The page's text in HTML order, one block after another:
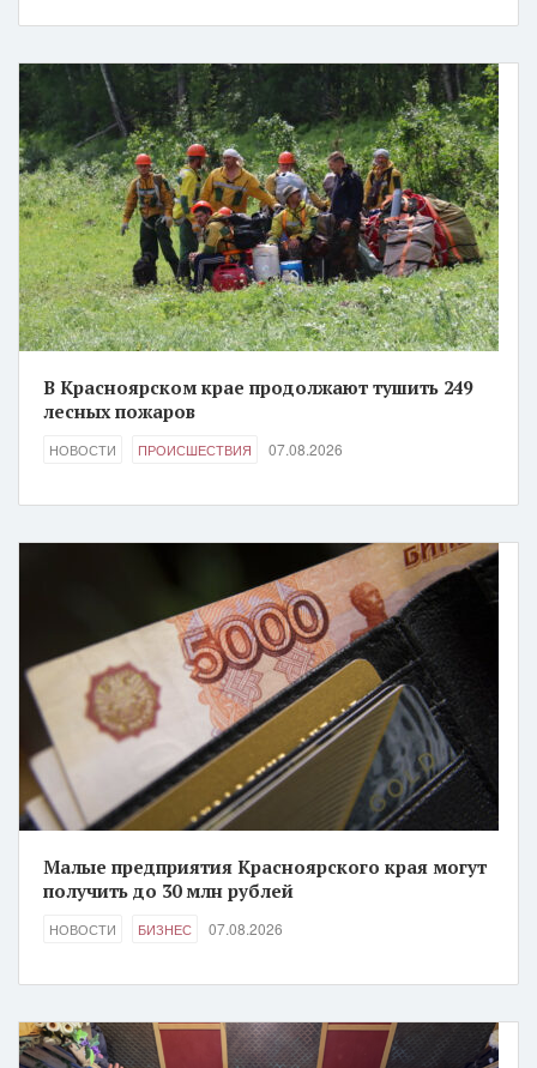
В Красноярском крае продолжают тушить 249
лесных пожаров
НОВОСТИ ПРОИСШЕСТВИЯ 07.08.2026
Малые предприятия Красноярского края могут
получить до 30 млн рублей
НОВОСТИ БИЗНЕС 07.08.2026